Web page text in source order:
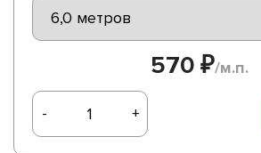
570 ₽/м.п.
- +